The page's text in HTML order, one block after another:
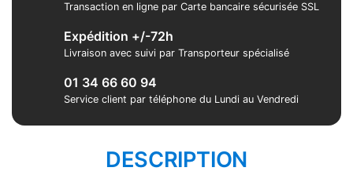
Transaction en ligne par Carte bancaire sécurisée SSL
Expédition +/-72h
Livraison avec suivi par Transporteur spécialisé
01 34 66 60 94
Service client par téléphone du Lundi au Vendredi
DESCRIPTION